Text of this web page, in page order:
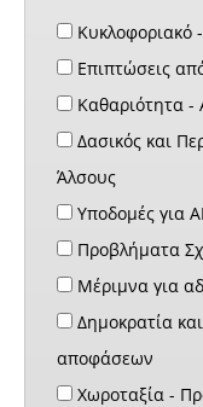
Κυκλοφοριακό
Επιπτώσεις
Καθαριότητα
Δασικός και
Άλσους
Υποδομές για
Προβλήματα
Μέριμνα για
Δημοκρατία
αποφάσεων
Χωροταξία -